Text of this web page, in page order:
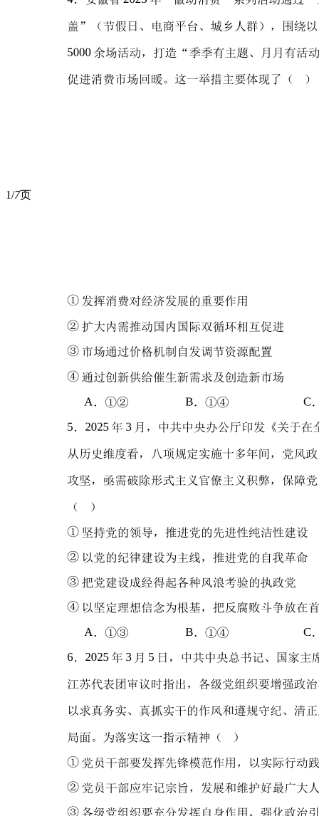
1/7页